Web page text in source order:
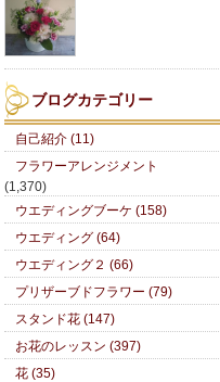
ブログカテゴリー
自己紹介 (11)
フラワーアレンジメント
(1,370)
ウエディングブーケ (158)
ウエディング (64)
ウエディング２ (66)
プリザーブドフラワー (79)
スタンド花 (147)
お花のレッスン (397)
花 (35)